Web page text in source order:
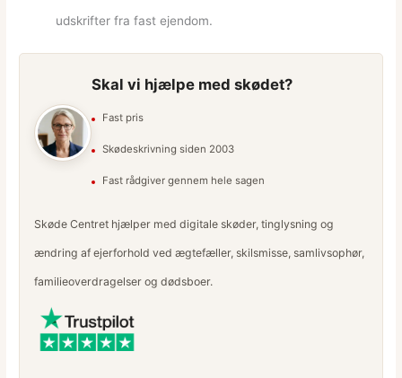
udskrifter fra fast ejendom.
Skal vi hjælpe med skødet?
Fast pris
Skødeskrivning siden 2003
Fast rådgiver gennem hele sagen
Skøde Centret hjælper med digitale skøder, tinglysning og
ændring af ejerforhold ved ægtefæller, skilsmisse, samlivsophør,
familieoverdragelser og dødsboer.